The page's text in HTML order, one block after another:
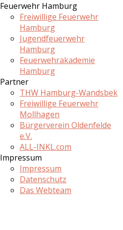
Feuerwehr Hamburg
Freiwillige Feuerwehr
Hamburg
Jugendfeuerwehr
Hamburg
Feuerwehrakademie
Hamburg
Partner
THW Hamburg-Wandsbek
Freiwillige Feuerwehr
Mollhagen
Bürgerverein Oldenfelde
e.V.
ALL-INKL.com
Impressum
Impressum
Datenschutz
Das Webteam